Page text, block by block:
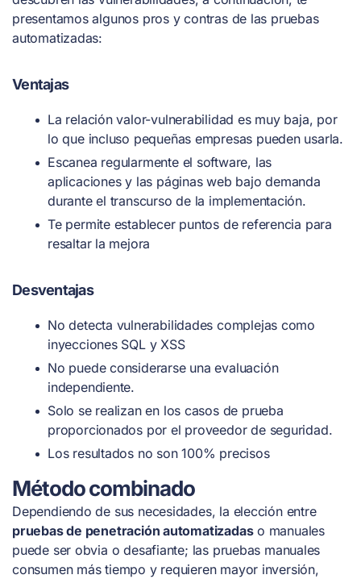
presentamos algunos pros y contras de las pruebas
automatizadas:
Ventajas
La relación valor-vulnerabilidad es muy baja, por
lo que incluso pequeñas empresas pueden usarla.
Escanea regularmente el software, las
aplicaciones y las páginas web bajo demanda
durante el transcurso de la implementación.
Te permite establecer puntos de referencia para
resaltar la mejora
Desventajas
No detecta vulnerabilidades complejas como
inyecciones SQL y XSS
No puede considerarse una evaluación
independiente.
Solo se realizan en los casos de prueba
proporcionados por el proveedor de seguridad.
Los resultados no son 100% precisos
Método combinado
Dependiendo de sus necesidades, la elección entre
pruebas de penetración automatizadaso manuales
puede ser obvia o desafiante; las pruebas manuales
consumen más tiempo y requieren mayor inversión,